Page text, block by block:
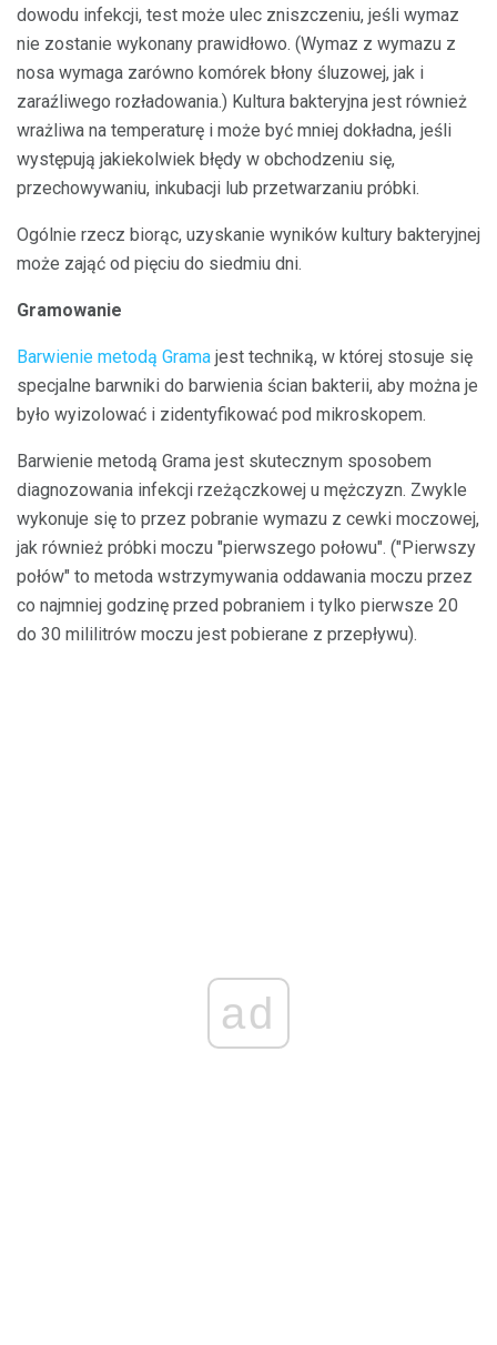
dowodu infekcji, test może ulec zniszczeniu, jeśli wymaz
nie zostanie wykonany prawidłowo. (Wymaz z wymazu z
nosa wymaga zarówno komórek błony śluzowej, jak i
zaraźliwego rozładowania.) Kultura bakteryjna jest również
wrażliwa na temperaturę i może być mniej dokładna, jeśli
występują jakiekolwiek błędy w obchodzeniu się,
przechowywaniu, inkubacji lub przetwarzaniu próbki.
Ogólnie rzecz biorąc, uzyskanie wyników kultury bakteryjnej
może zająć od pięciu do siedmiu dni.
Gramowanie
Barwienie metodą Grama jest techniką, w której stosuje się
specjalne barwniki do barwienia ścian bakterii, aby można je
było wyizolować i zidentyfikować pod mikroskopem.
Barwienie metodą Grama jest skutecznym sposobem
diagnozowania infekcji rzeżączkowej u mężczyzn. Zwykle
wykonuje się to przez pobranie wymazu z cewki moczowej,
jak również próbki moczu "pierwszego połowu". ("Pierwszy
połów" to metoda wstrzymywania oddawania moczu przez
co najmniej godzinę przed pobraniem i tylko pierwsze 20
do 30 mililitrów moczu jest pobierane z przepływu).
ad